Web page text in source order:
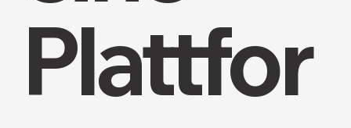
Plattfor